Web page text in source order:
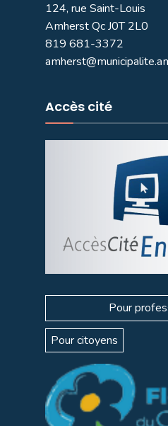
124, rue Saint-Louis
Amherst Qc J0T 2L0
819 681-3372
Accès cité
Pour
Pour citoyens